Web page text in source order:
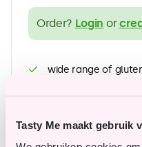
Tasty Me maakt gebruik
Order? Login or
wide range of